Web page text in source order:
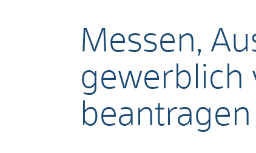
Messen,
gewerblich
beantragen